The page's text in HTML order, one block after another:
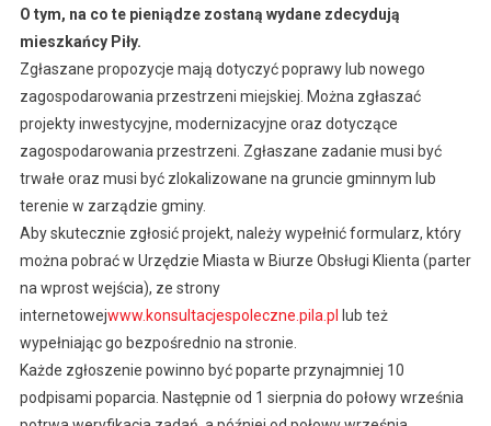
O tym, na co te pieniądze zostaną wydane zdecydują
mieszkańcy Piły.
Zgłaszane propozycje mają dotyczyć poprawy lub nowego
zagospodarowania przestrzeni miejskiej. Można zgłaszać
projekty inwestycyjne, modernizacyjne oraz dotyczące
zagospodarowania przestrzeni. Zgłaszane zadanie musi być
trwałe oraz musi być zlokalizowane na gruncie gminnym lub
terenie w zarządzie gminy.
Aby skutecznie zgłosić projekt, należy wypełnić formularz, który
można pobrać w Urzędzie Miasta w Biurze Obsługi Klienta (parter
na wprost wejścia), ze strony
internetowejwww.konsultacjespoleczne.pila.pl
lub też
wypełniając go bezpośrednio na stronie.
Każde zgłoszenie powinno być poparte przynajmniej 10
podpisami poparcia. Następnie od 1 sierpnia do połowy września